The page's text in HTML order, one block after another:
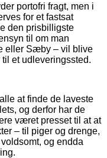
portofri fragt, men i
for et fastsat
den prisbilligste
til om man
eller Sæby – vil blive
et udleveringssted.
at finde de laveste
og derfor har de
været presset til at at
– til piger og drenge,
og endda